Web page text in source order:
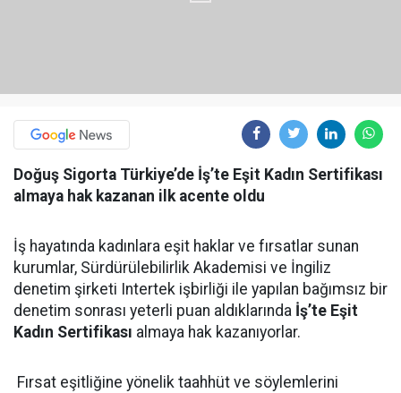
Doğuş Sigorta Türkiye’de İş’te Eşit Kadın Sertifikası
almaya hak kazanan ilk acente oldu
İş hayatında kadınlara eşit haklar ve fırsatlar sunan
kurumlar, Sürdürülebilirlik Akademisi ve İngiliz
denetim şirketi Intertek işbirliği ile yapılan bağımsız bir
denetim sonrası yeterli puan aldıklarında İş’te Eşit
Kadın Sertifikası almaya hak kazanıyorlar.
Fırsat eşitliğine yönelik taahhüt ve söylemlerini